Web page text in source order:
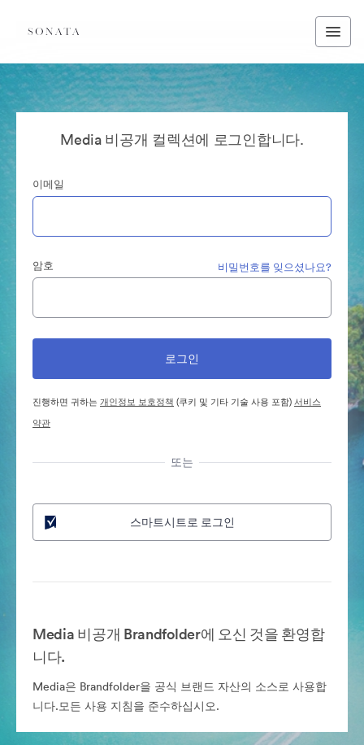
Media 비공개 컬렉션에 로그인합니다.
이메일
암호 비밀번호를 잊으셨나요?
진행하면 귀하는개인정보 보호정책 (쿠키 및 기타 기술 사용 포함)서비스
약관
또는
스마트시트로 로그인
Media 비공개 Brandfolder에 오신 것을 환영합
니다.
Media은 Brandfolder을 공식 브랜드 자산의 소스로 사용합
니다.모든 사용 지침을 준수하십시오.